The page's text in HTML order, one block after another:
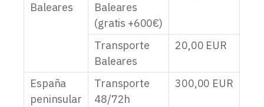
Baleares
Baleares
(gratis +600€)
Transporte
Baleares
20,00 EUR
España
peninsular
Transporte
48/72h
300,00 EUR